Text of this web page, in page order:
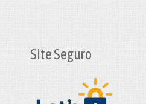
Site Seguro